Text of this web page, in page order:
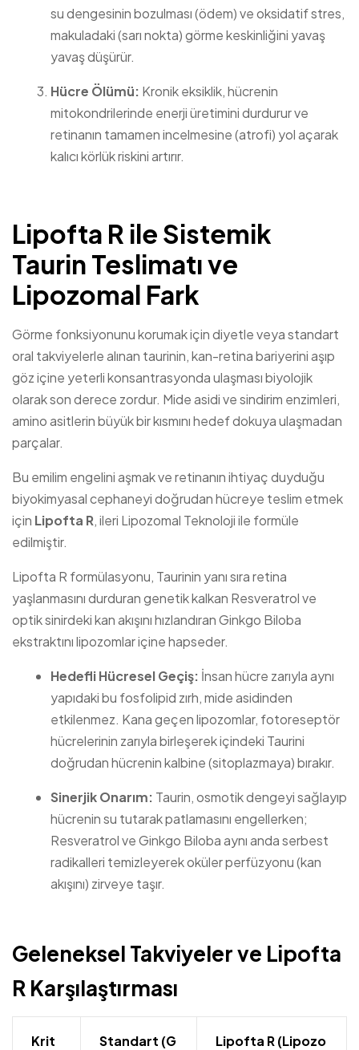
su dengesinin bozulması (ödem) ve oksidatif stres,
makuladaki (sarı nokta) görme keskinliğini yavaş
yavaş düşürür.
Hücre Ölümü: Kronik eksiklik, hücrenin
mitokondrilerinde enerji üretimini durdurur ve
retinanın tamamen incelmesine (atrofi) yol açarak
kalıcı körlük riskini artırır.
Lipofta R ile Sistemik
Taurin Teslimatı ve
Lipozomal Fark
Görme fonksiyonunu korumak için diyetle veya standart
oral takviyelerle alınan taurinin, kan-retina bariyerini aşıp
göz içine yeterli konsantrasyonda ulaşması biyolojik
olarak son derece zordur. Mide asidi ve sindirim enzimleri,
amino asitlerin büyük bir kısmını hedef dokuya ulaşmadan
parçalar.
Bu emilim engelini aşmak ve retinanın ihtiyaç duyduğu
biyokimyasal cephaneyi doğrudan hücreye teslim etmek
için Lipofta R, ileri Lipozomal Teknoloji ile formüle
edilmiştir.
Lipofta R formülasyonu, Taurinin yanı sıra retina
yaşlanmasını durduran genetik kalkan Resveratrol ve
optik sinirdeki kan akışını hızlandıran Ginkgo Biloba
ekstraktını lipozomlar içine hapseder.
Hedefli Hücresel Geçiş: İnsan hücre zarıyla aynı
yapıdaki bu fosfolipid zırh, mide asidinden
etkilenmez. Kana geçen lipozomlar, fotoreseptör
hücrelerinin zarıyla birleşerek içindeki Taurini
doğrudan hücrenin kalbine (sitoplazmaya) bırakır.
Sinerjik Onarım: Taurin, osmotik dengeyi sağlayıp
hücrenin su tutarak patlamasını engellerken;
Resveratrol ve Ginkgo Biloba aynı anda serbest
radikalleri temizleyerek oküler perfüzyonu (kan
akışını) zirveye taşır.
Geleneksel Takviyeler ve Lipofta
R Karşılaştırması
Krit
Standart (G
Lipofta R (Lipozo